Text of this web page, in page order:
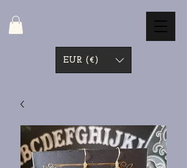
EUR (€)